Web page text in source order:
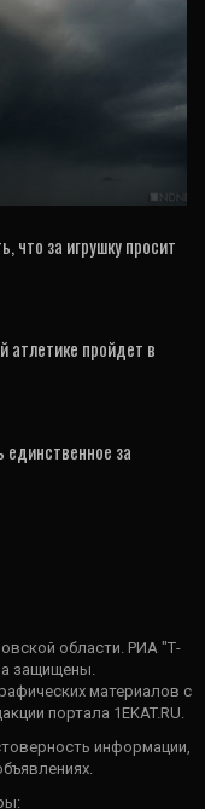
между
что за игрушку просит
атлетике пройдет в
за
области. РИА "Т-
защищены.
материалов с
портала 1EKAT.RU.
информации,